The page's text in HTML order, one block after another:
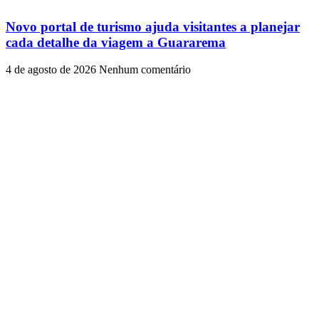
Novo portal de turismo ajuda visitantes a planejar
cada detalhe da viagem a Guararema
4 de agosto de 2026 Nenhum comentário